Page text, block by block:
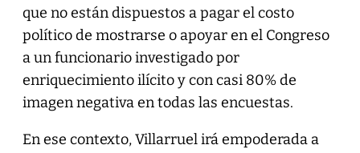
que no están dispuestos a pagar el costo
político de mostrarse o apoyar en el Congreso
a un funcionario investigado por
enriquecimiento ilícito y con casi 80% de
imagen negativa en todas las encuestas.
En ese contexto, Villarruel irá empoderada a